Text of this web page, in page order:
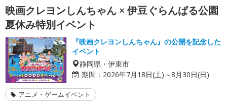
映画クレヨンしんちゃん × 伊豆ぐらんぱる公園
夏休み特別イベント
『映画クレヨンしんちゃん』の公開を記念した
イベント
静岡県・伊東市
期間： 2026年7月18日(土)～8月30日(日)
アニメ・ゲームイベント